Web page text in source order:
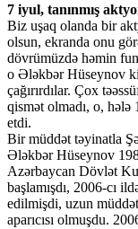
7 iyul, tanınmış
Biz uşaq olanda bir
olsun, ekranda onu
dövrümüzdə həmin
o Ələkbər Hüseynov
çağırırdılar. Çox
qismət olmadı, o,
etdi.
Bir müddət təyinatla
Ələkbər Hüseynov
Azərbaycan Dövlət
başlamışdı, 2006-cı
edilmişdi, uzun
aparıcısı olmuşdu.